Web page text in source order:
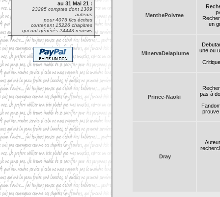
au 31 Mai 21 :
23295 comptes dont 1309
auteurs
pour 4075 fics écrites
contenant 15226 chapitres
qui ont générés 24443 reviews
MenthePoivree
en
MinervaDelaplume
une ou
Prince-Naoki
pas à
prouve
Dray